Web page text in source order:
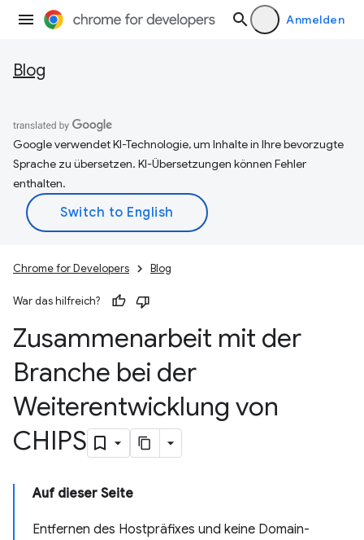
Anmelden
Blog
Google verwendet KI-Technologie, um Inhalte in Ihre bevorzugte
Sprache zu übersetzen. KI-Übersetzungen können Fehler
enthalten.
Chrome for Developers Blog
War das hilfreich?
Zusammenarbeit mit der
Branche bei der
Weiterentwicklung von
CHIPS
Auf dieser Seite
Entfernen des Hostpräfixes und keine Domain-